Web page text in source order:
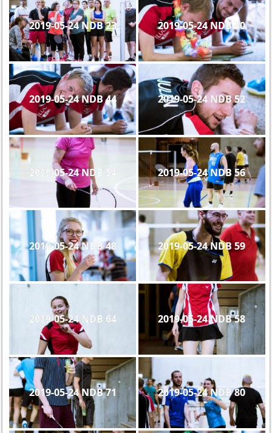
2019-05-24 NDB 23 2019-05-24 NDB 40
2019-05-24 NDB 44 2019-05-24 NDB 52
2019-05-24 NDB 54 2019-05-24 NDB 56
2019-05-24 NDB 48 2019-05-24 NDB 59
2019-05-24 NDB 64 2019-05-24 NDB 58
2019-05-24 NDB 71 2019-05-24 NDB 80